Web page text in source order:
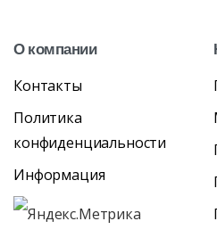
Окомпании
Контакты
Политика
конфиденциальности
Информация